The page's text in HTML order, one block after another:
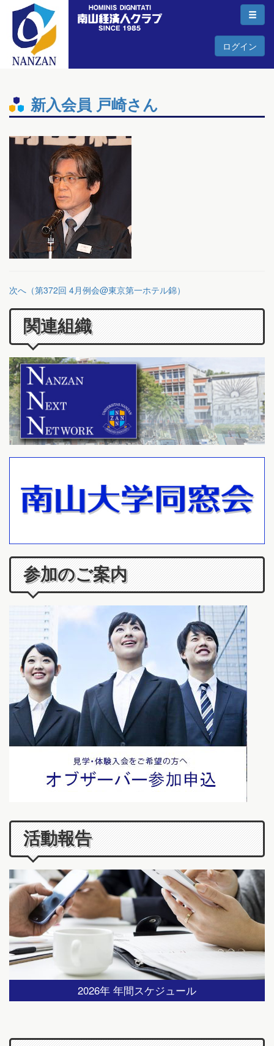
ログイン
新入会員 戸崎さん
次へ（第372回 4月例会@東京第一ホテル錦）
関連組織
参加のご案内
活動報告
2026年 年間スケジュール